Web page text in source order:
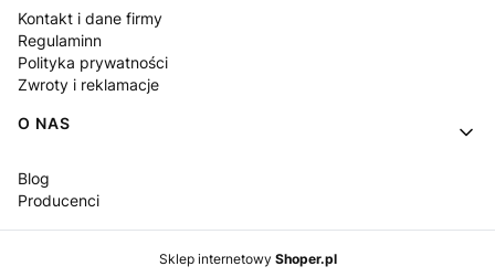
Kontakt i dane firmy
Regulaminn
Polityka prywatności
Zwroty i reklamacje
O NAS
Blog
Producenci
Sklep internetowy Shoper.pl